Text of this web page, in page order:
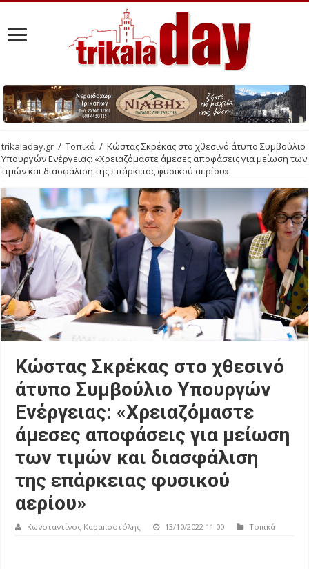
trikaladay.gr / Τοπικά / Κώστας Σκρέκας στο χθεσινό άτυπο Συμβούλιο
Υπουργών Ενέργειας: «Χρειαζόμαστε άμεσες αποφάσεις για μείωση των
τιμών και διασφάλιση της επάρκειας φυσικού αερίου»
Κώστας Σκρέκας στο χθεσινό
άτυπο Συμβούλιο Υπουργών
Ενέργειας: «Χρειαζόμαστε
άμεσες αποφάσεις για μείωση
των τιμών και διασφάλιση
της επάρκειας φυσικού
αερίου»
Κωνσταντίνος Καραποστόλης 13/10/2022 11:00 Τοπικά